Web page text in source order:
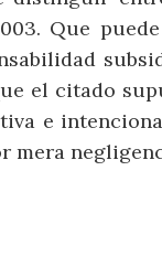
Que
el citado
e
mera